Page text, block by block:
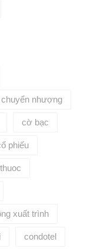
chuyển nhượng
cờ bạc
phiếu
xuất trình
condotel